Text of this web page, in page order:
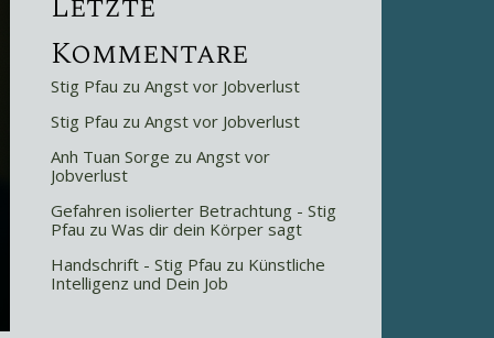
Kommentare
Stig Pfau zu Angst vor Jobverlust
Stig Pfau zu Angst vor Jobverlust
Anh Tuan Sorge zu Angst vor
Jobverlust
Gefahren isolierter Betrachtung - Stig
Pfau zu Was dir dein Körper sagt
Handschrift - Stig Pfau zu Künstliche
Intelligenz und Dein Job